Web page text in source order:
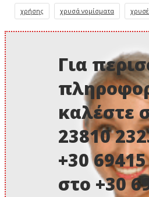
χρήσης χρυσά νομίσματα
Για
καλέστε
23810
+30
στο +30